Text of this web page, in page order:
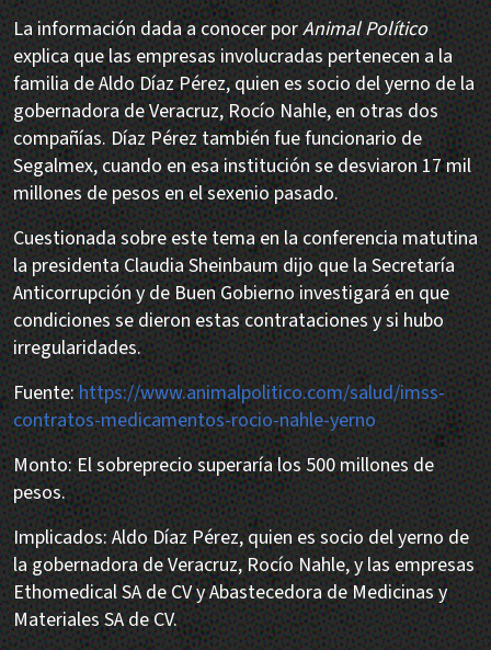
La información dada a conocer porAnimal Político
explica que las empresas involucradas pertenecen a la
familia de Aldo Díaz Pérez, quien es socio del yerno de la
gobernadora de Veracruz, Rocío Nahle, en otras dos
compañías. Díaz Pérez también fue funcionario de
Segalmex, cuando en esa institución se desviaron 17 mil
millones de pesos en el sexenio pasado.
Cuestionada sobre este tema en la conferencia matutina
la presidenta Claudia Sheinbaum dijo que la Secretaría
Anticorrupción y de Buen Gobierno investigará en que
condiciones se dieron estas contrataciones y si hubo
irregularidades.
Fuente:https://www.animalpolitico.com/salud/imss-
contratos-medicamentos-rocio-nahle-yerno
Monto: El sobreprecio superaría los 500 millones de
pesos.
Implicados: Aldo Díaz Pérez, quien es socio del yerno de
la gobernadora de Veracruz, Rocío Nahle, y las empresas
Ethomedical SA de CV y Abastecedora de Medicinas y
Materiales SA de CV.